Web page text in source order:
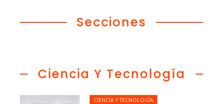
Secciones
Ciencia Y Tecnología
CIENCIA Y TECNOLOGÍA